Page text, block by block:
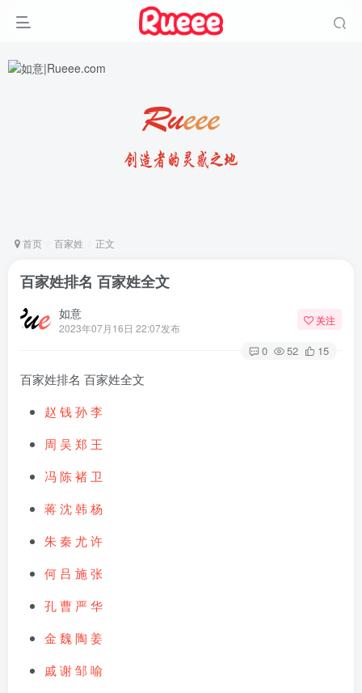
首页 百家姓 正文
百家姓排名 百家姓全文
如意
2023年07月16日 22:07发布
关注
0 52 15
百家姓排名 百家姓全文
赵 钱孙李
周 吴 郑 王
冯陈褚 卫
蒋沈韩 杨
朱秦 尤许
何 吕 施张
孔曹 严华
金 魏 陶 姜
戚谢邹 喻